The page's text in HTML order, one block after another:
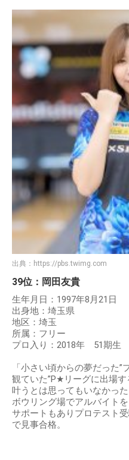
出典： https://pbs.twimg.com
39位：岡田友貴
生年月日：1997年8月21日
出身地：埼玉県
地区：埼玉
所属：フリー
プロ入り：2018年 51期生
「小さい頃からの夢だった
観ていた”P★リーグに出場
叶うとは思ってもいなかっ
ボウリング場でアルバイト
サポートもありプロテスト
で見事合格。